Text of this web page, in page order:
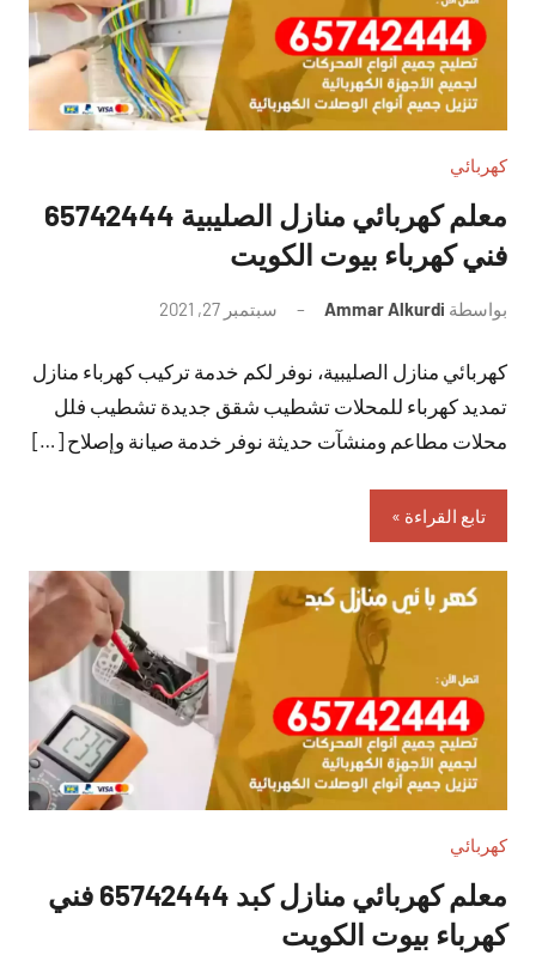
كهربائي
معلم كهربائي منازل الصليبية 65742444
فني كهرباء بيوت الكويت
بواسطة Ammar Alkurdi سبتمبر 27, 2021
تعليقات
كهربائي منازل الصليبية، نوفر لكم خدمة تركيب كهرباء منازل
تمديد كهرباء للمحلات تشطيب شقق جديدة تشطيب فلل
محلات مطاعم ومنشآت حديثة نوفر خدمة صيانة وإصلاح […]
تابع القراءة
كهربائي
معلم كهربائي منازل كبد 65742444 فني
كهرباء بيوت الكويت